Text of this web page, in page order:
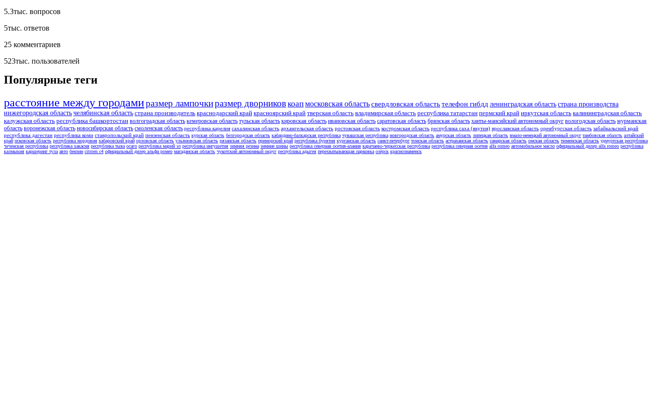
5.3тыс. вопросов
5тыс. ответов
25 комментариев
523тыс. пользователей
Популярные теги
расстояние между городамиразмер лампочкиразмер дворниковкоапмосковская областьсвердловская областьтелефон гибдд ленинградская область страна производства
нижегородская область челябинская область страна производитель краснодарский край красноярский край тверская область владимирская область республика татарстан пермский край иркутская область калининградская область
калужская область республика башкортостан волгоградская область кемеровская область тульская область кировская область ивановская область саратовская область брянская область ханты-мансийский автономный округ вологодская область мурманская
область воронежская область новосибирская область смоленская область республика карелия сахалинская область архангельская область ростовская область костромская область республика саха (якутия) ярославская область оренбургская область забайкальский край
республика дагестан республика коми ставропольский край пензенская область курская область белгородская область кабардино-балкарская республика чувашская республика новгородская область амурская область липецкая область ямало-ненецкий автономный округ тамбовская обалсть алтайский
край псковская область республика мордовия хабаровский край орловская область ульяновская область рязанская область приморский край республика бурятия курганская область санкт-петербург томская область астраханская область самарская область омская область тюменская область удмуртская республика
чеченская республика республика хакасия республика тыва осаго республика марий эл республика ингушетия зимняя резина зимние шины республика северная осетия-алания карачаево-черкесская республика республика северная осетия alfa romeo автомобильное масло официальный дилер alfa romeo республика
калмыкия каршеринг тула авто бензин citroen c4 официальный дилер альфа ромео магаданская область чукотский автономный округ республика адыгея перехватывающая парковка озёрск краснознаменск